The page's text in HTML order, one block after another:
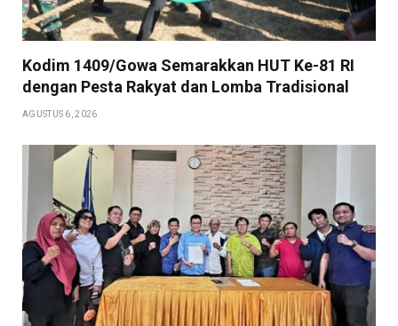
Kodim 1409/Gowa Semarakkan HUT Ke-81 RI
dengan Pesta Rakyat dan Lomba Tradisional
AGUSTUS 6, 2026